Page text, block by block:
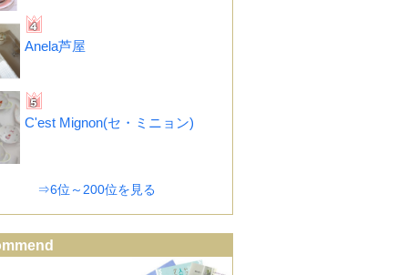
Anela芦屋
C'est Mignon(セ・ミニョン)
⇒6位～200位を見る